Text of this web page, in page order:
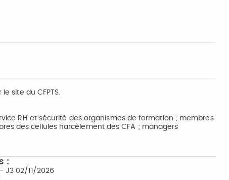
site du CFPTS.
RH et sécurité des organismes de formation ; membres
des cellules harcèlement des CFA ; managers
:
J3 02/11/2026